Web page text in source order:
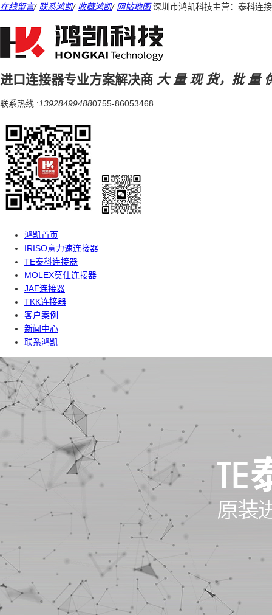
在线留言/ 联系鸿凯/ 收藏鸿凯/ 网站地图 深圳市鸿凯科技主营：泰科连
进口连接器专业方案解决商 大 量 现 货，批 量
联系热线 :139284994880755-86053468
鸿凯首页
IRISO意力速连接器
TE泰科连接器
MOLEX莫仕连接器
JAE连接器
TKK连接器
客户案例
新闻中心
联系鸿凯